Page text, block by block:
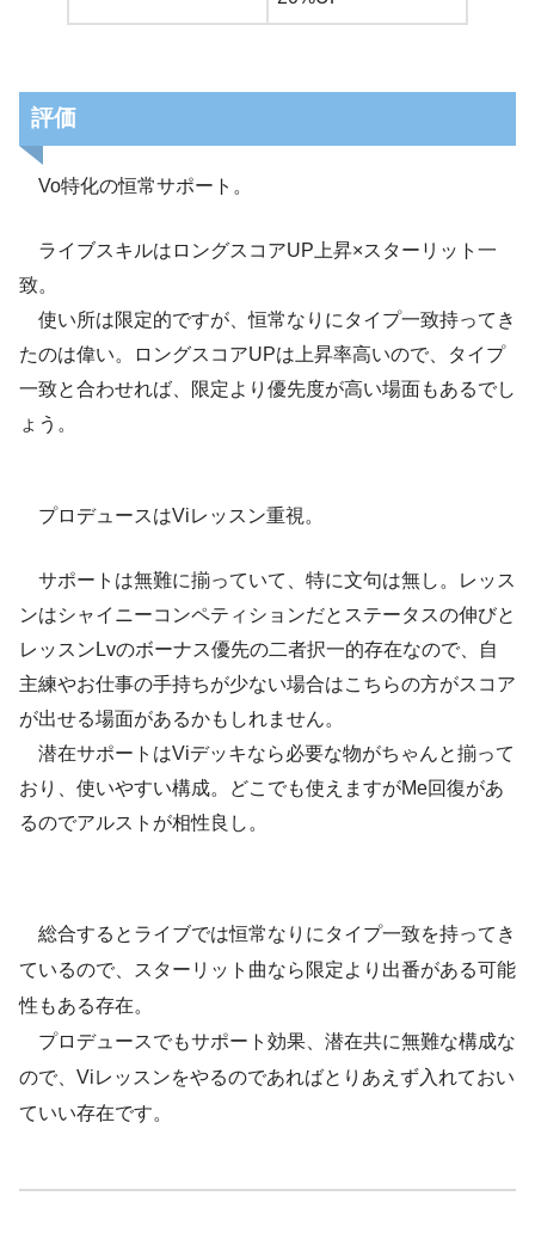
評価
Vo特化の恒常サポート。
ライブスキルはロングスコアUP上昇×スターリット一
致。
使い所は限定的ですが、恒常なりにタイプ一致持ってき
たのは偉い。ロングスコアUPは上昇率高いので、タイプ
一致と合わせれば、限定より優先度が高い場面もあるでし
ょう。
プロデュースはViレッスン重視。
サポートは無難に揃っていて、特に文句は無し。レッス
ンはシャイニーコンペティションだとステータスの伸びと
レッスンLvのボーナス優先の二者択一的存在なので、自
主練やお仕事の手持ちが少ない場合はこちらの方がスコア
が出せる場面があるかもしれません。
潜在サポートはViデッキなら必要な物がちゃんと揃って
おり、使いやすい構成。どこでも使えますがMe回復があ
るのでアルストが相性良し。
総合するとライブでは恒常なりにタイプ一致を持ってき
ているので、スターリット曲なら限定より出番がある可能
性もある存在。
プロデュースでもサポート効果、潜在共に無難な構成な
ので、Viレッスンをやるのであればとりあえず入れておい
ていい存在です。